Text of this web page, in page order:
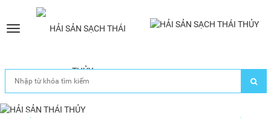
Toggle